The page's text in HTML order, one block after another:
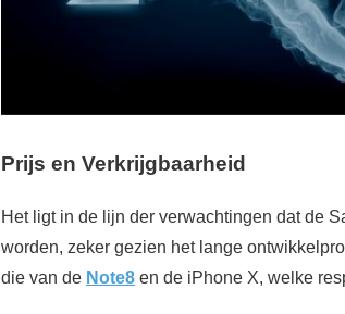
Prijs en Verkrijgbaarheid
Het ligt in de lijn der verwachtingen dat de
worden, zeker gezien het lange
die van de Note8 en de iPhone X, welke